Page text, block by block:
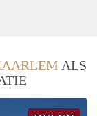
ALS